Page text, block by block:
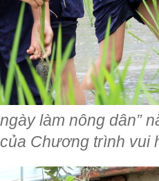
làm nông dân”
Chương trình vui